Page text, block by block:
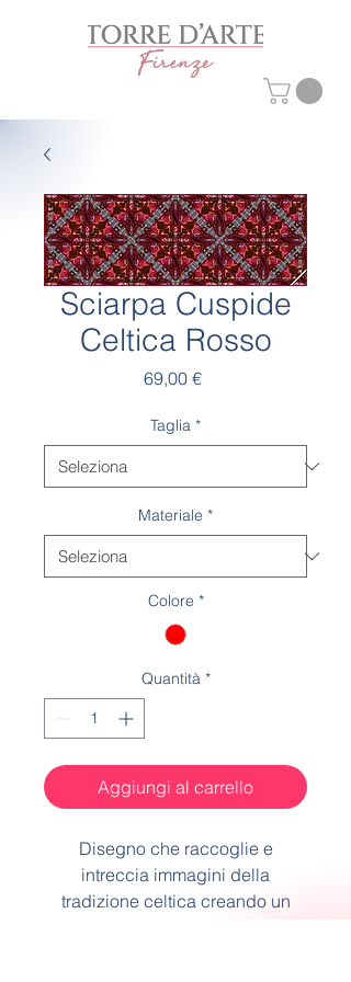
Sciarpa Cuspide
Celtica Rosso
69,00 €Prezzo
Taglia *
Materiale *
Colore *
Quantità *
Aggiungi al carrello
Disegno che raccoglie e
intreccia immagini della
tradizione celtica creando un